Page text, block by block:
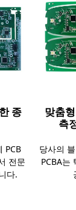
종
PCB
전문
다.
맞춤
측
당사의
PCBA는